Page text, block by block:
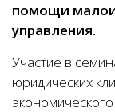
помощи
управления.
Участие в
юридических